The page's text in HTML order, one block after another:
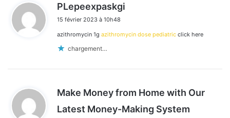
PLepeexpaskgi
15 février 2023 à 10h48
azithromycin 1g azithromycin dose pediatric click here
chargement…
Make Money from Home with Our
Latest Money-Making System